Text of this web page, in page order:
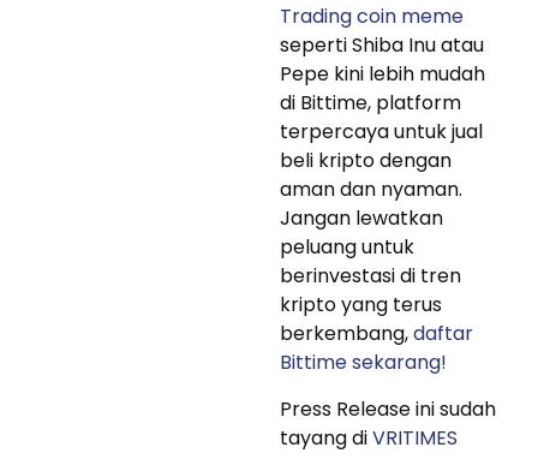
Trading coin meme
seperti Shiba Inu atau
Pepe kini lebih mudah
di Bittime, platform
terpercaya untuk jual
beli kripto dengan
aman dan nyaman.
Jangan lewatkan
peluang untuk
berinvestasi di tren
kripto yang terus
berkembang,daftar
Bittime sekarang!
Press Release ini sudah
tayang diVRITIMES